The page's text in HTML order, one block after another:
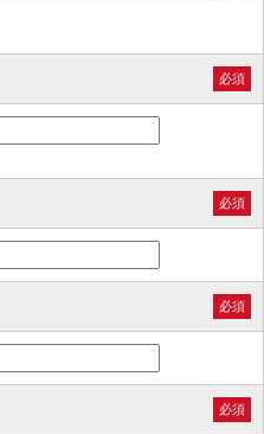
必須
必須
必須
必須